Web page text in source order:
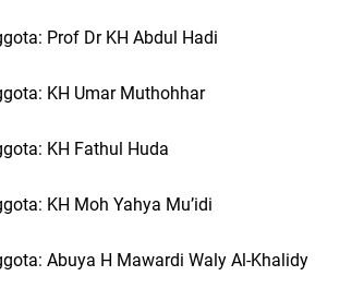
Prof Dr KH Abdul Hadi
KH Umar Muthohhar
KH Fathul Huda
KH Moh Yahya Mu’idi
Abuya H Mawardi Waly Al-Khalidy